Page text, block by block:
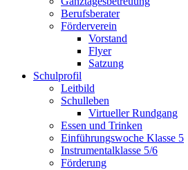
Berufsberater
Förderverein
Vorstand
Flyer
Satzung
Schulprofil
Leitbild
Schulleben
Virtueller Rundgang
Essen und Trinken
Einführungswoche Klasse 5
Instrumentalklasse 5/6
Förderung